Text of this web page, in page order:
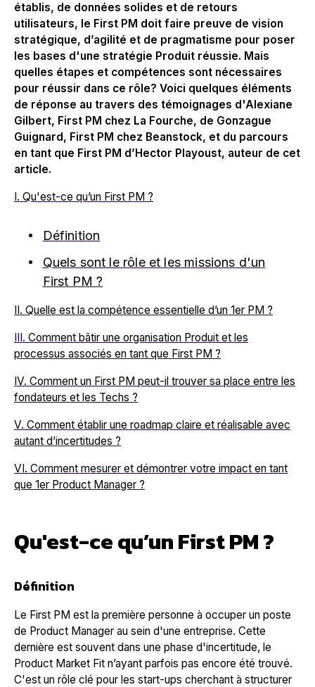
établis, de données solides et de retours
utilisateurs, le First PM doit faire preuve de vision
stratégique, d’agilité et de pragmatisme pour poser
les bases d'une stratégie Produit réussie. Mais
quelles étapes et compétences sont nécessaires
pour réussir dans ce rôle? Voici quelques éléments
de réponse au travers des témoignages d'Alexiane
Gilbert, First PM chez La Fourche, de Gonzague
Guignard, First PM chez Beanstock, et du parcours
en tant que First PM d’Hector Playoust, auteur de cet
article.
I. Qu'est-ce qu’un First PM ?
Définition
Quels sont le rôle et les missions d'un
First PM ?
II. Quelle est la compétence essentielle d’un 1er PM ?
III. Comment bâtir une organisation Produit et les
processus associés en tant que First PM ?
IV. Comment un First PM peut-il trouver sa place entre les
fondateurs et les Techs ?
V. Comment établir une roadmap claire et réalisable avec
autant d’incertitudes ?
VI. Comment mesurer et démontrer votre impact en tant
que 1er Product Manager ?
Qu'est-ce qu’un First PM ?
Définition
Le First PM est la première personne à occuper un poste
de Product Manager au sein d'une entreprise. Cette
dernière est souvent dans une phase d'incertitude, le
Product Market Fit n’ayant parfois pas encore été trouvé.
C'est un rôle clé pour les start-ups cherchant à structurer